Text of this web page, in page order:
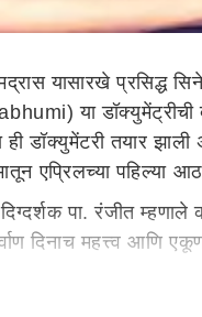
यासारखे प्रसिद्ध
या
ही डॉक्युमेंटरी तयार
एप्रिलच्या पहिल्या
पा. रंजीत
दिनाच महत्त्व आणि